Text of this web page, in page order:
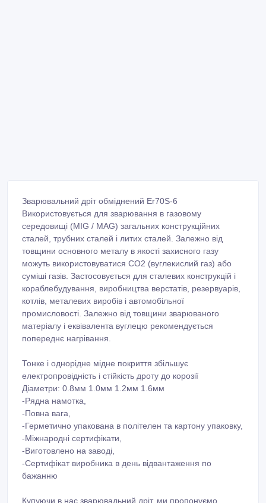
Зварювальний дріт обміднений Er70S-6
Використовується для зварювання в газовому
середовищі (MIG / MAG) загальних конструкційних
сталей, трубних сталей і литих сталей. Залежно від
товщини основного металу в якості захисного газу
можуть використовуватися CO2 (вуглекислий газ) або
суміші газів. Застосовується для сталевих конструкцій і
кораблебудування, виробництва верстатів, резервуарів,
котлів, металевих виробів і автомобільної
промисловості. Залежно від товщини зварюваного
матеріалу і еквівалента вуглецю рекомендується
попереднє нагрівання.
Тонке і однорідне мідне покриття збільшує
електропровідність і стійкість дроту до корозії
Діаметри: 0.8мм 1.0мм 1.2мм 1.6мм
-Рядна намотка,
-Повна вага,
-Герметично упакована в політелен та картону упаковку,
-Міжнародні сертифікати,
-Виготовлено на заводі,
-Сертифікат виробника в день відвантаження по
бажанню
Купуючи в нас зварювальний дріт, ми пропонуємо